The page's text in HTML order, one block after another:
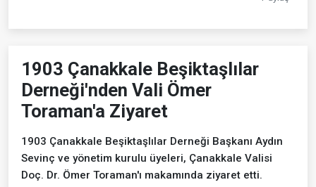
1903 Çanakkale Beşiktaşlılar
Derneği'nden Vali Ömer
Toraman'a Ziyaret
1903 Çanakkale Beşiktaşlılar Derneği Başkanı Aydın
Sevinç ve yönetim kurulu üyeleri, Çanakkale Valisi
Doç. Dr. Ömer Toraman'ı makamında ziyaret etti.